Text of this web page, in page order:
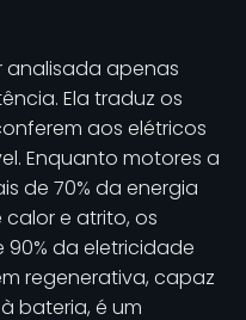
analisada apenas
Ela traduz os
aos elétricos
Enquanto motores a
de 70% da energia
e atrito, os
da eletricidade
regenerativa, capaz
bateria, é um